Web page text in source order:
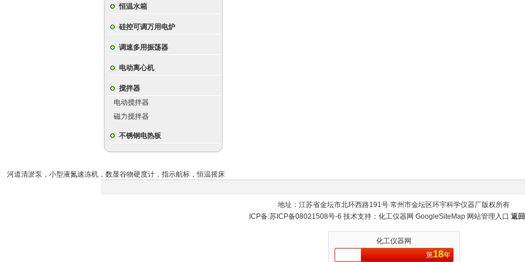
恒温水箱
硅控可调万用电炉
调速多用振荡器
电动离心机
搅拌器
电动搅拌器
磁力搅拌器
不锈钢电热板
河道清淤泵 ， 小型液氮速冻机 ， 数显谷物硬度计 ， 指示航标 ，恒温摇床
地址：江苏省金坛市北环西路191号 常州市金坛区环宇科学仪器厂版权所有
ICP备:苏ICP备08021508号-6 技术支持： 化工仪器网 GoogleSiteMap 网站管理入口 返
化工仪器网
第18年